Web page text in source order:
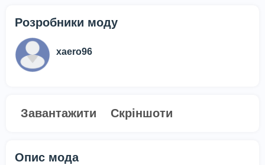
Розробники моду
xaero96
Завантажити Скріншоти
Опис мода